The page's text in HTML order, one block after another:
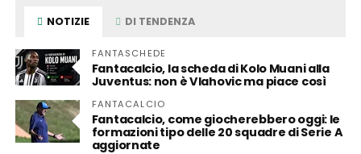
NOTIZIE DI TENDENZA
FANTASCHEDE
Fantacalcio, la scheda di Kolo Muani alla
Juventus: non è Vlahovic ma piace così
FANTACALCIO
Fantacalcio, come giocherebbero oggi: le
formazioni tipo delle 20 squadre di Serie A
aggiornate